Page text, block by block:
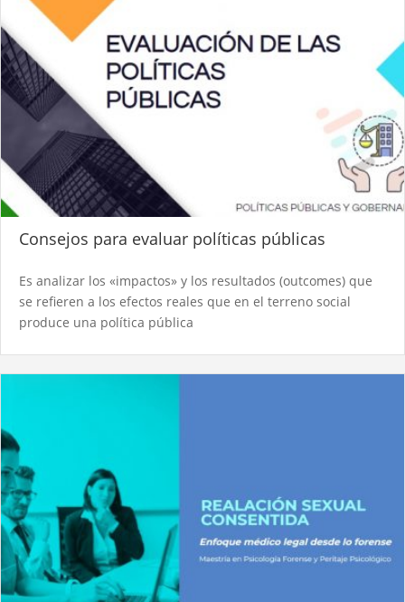
Consejos para evaluar políticas públicas
Es analizar los «impactos» y los resultados (outcomes) que
se refieren a los efectos reales que en el terreno social
produce una política pública